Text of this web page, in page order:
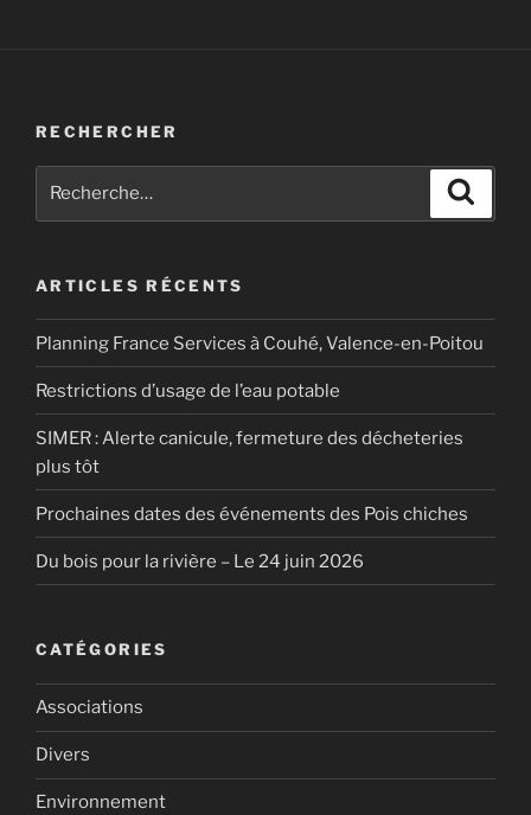
RECHERCHER
ARTICLES RÉCENTS
Planning France Services à Couhé, Valence-en-Poitou
Restrictions d’usage de l’eau potable
SIMER : Alerte canicule, fermeture des décheteries
plus tôt
Prochaines dates des événements des Pois chiches
Du bois pour la rivière – Le 24 juin 2026
CATÉGORIES
Associations
Divers
Environnement